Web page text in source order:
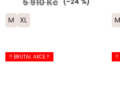
(–24 %)
M XL M
!! BRUTAL AKCE !! !!